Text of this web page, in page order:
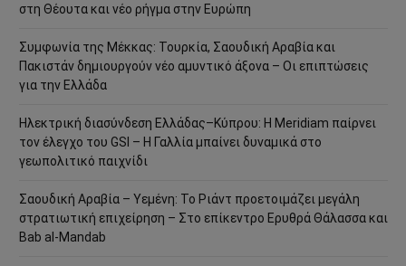
στη Θέουτα και νέο ρήγμα στην Ευρώπη
Συμφωνία της Μέκκας: Τουρκία, Σαουδική Αραβία και
Πακιστάν δημιουργούν νέο αμυντικό άξονα – Οι επιπτώσεις
για την Ελλάδα
Ηλεκτρική διασύνδεση Ελλάδας–Κύπρου: Η Meridiam παίρνει
τον έλεγχο του GSI – Η Γαλλία μπαίνει δυναμικά στο
γεωπολιτικό παιχνίδι
Σαουδική Αραβία – Υεμένη: Το Ριάντ προετοιμάζει μεγάλη
στρατιωτική επιχείρηση – Στο επίκεντρο Ερυθρά Θάλασσα και
Bab al-Mandab